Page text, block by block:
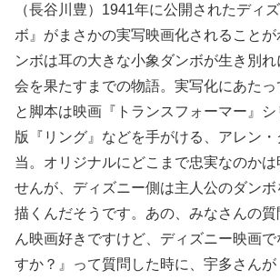
（長谷川豊）1941年に公開されたディ
ボ』がまさかの実写映画化されること
ンボは耳の大きな小象ダンボが生き別
会を果たすまでの物語。実写化にあた
と脚本は映画『トランスフォーマー』
版『リング』などを手がける、アレン
当。オリジナルにどこまで忠実なのかは
せんが、ディズニー側は主人公のダンボ
描くんだそうです。あの、みなさんの質
ん映画好きですけど、ディズニー映画
すか？』って質問した時に、宇多さんが